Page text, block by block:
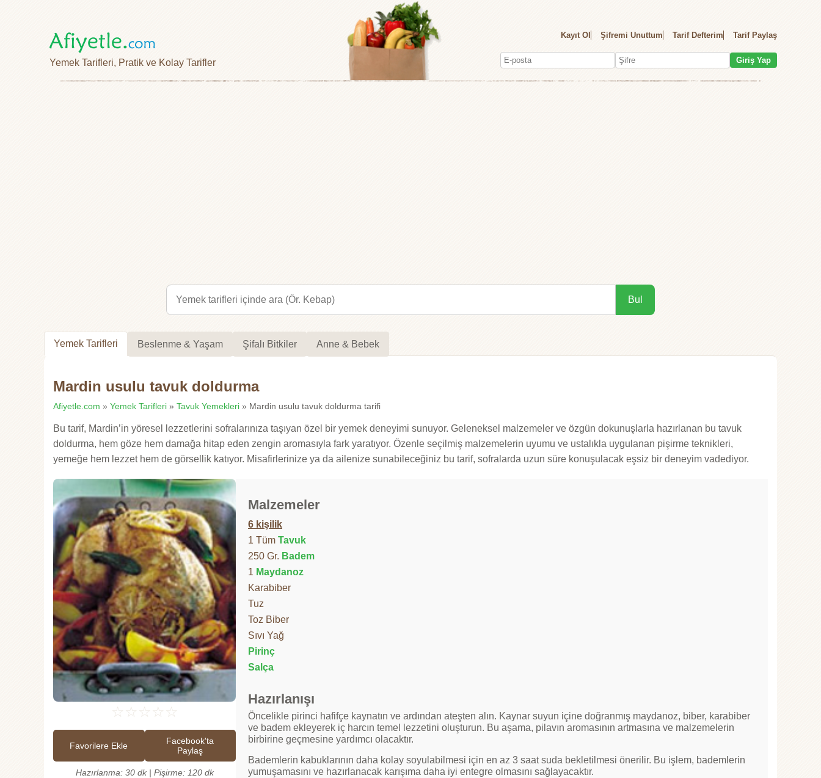
Yemek Tarifleri, Pratik ve Kolay Tarifler
Kayıt Ol Şifremi Unuttum Tarif Defterim Tarif Paylaş
Giriş Yap
Bul
Yemek Tarifleri Beslenme & Yaşam Şifalı Bitkiler Anne & Bebek
Mardin usulu tavuk doldurma
Afiyetle.com » Yemek Tarifleri » Tavuk Yemekleri » Mardin usulu tavuk doldurma tarifi
Bu tarif, Mardin’in yöresel lezzetlerini sofralarınıza taşıyan özel bir yemek deneyimi sunuyor. Geleneksel malzemeler ve özgün dokunuşlarla hazırlanan bu tavuk
doldurma, hem göze hem damağa hitap eden zengin aromasıyla fark yaratıyor. Özenle seçilmiş malzemelerin uyumu ve ustalıkla uygulanan pişirme teknikleri,
yemeğe hem lezzet hem de görsellik katıyor. Misafirlerinize ya da ailenize sunabileceğiniz bu tarif, sofralarda uzun süre konuşulacak eşsiz bir deneyim vadediyor.
☆ ☆ ☆ ☆ ☆
Favorilere Ekle
Facebook'ta
Paylaş
Hazırlanma: 30 dk | Pişirme: 120 dk
Malzemeler
6 kişilik
1 Tüm Tavuk
250 Gr. Badem
1 Maydanoz
Karabiber
Tuz
Toz Biber
Sıvı Yağ
Pirinç
Salça
Hazırlanışı
Öncelikle pirinci hafifçe kaynatın ve ardından ateşten alın. Kaynar suyun içine doğranmış maydanoz, biber, karabiber
ve badem ekleyerek iç harcın temel lezzetini oluşturun. Bu aşama, pilavın aromasının artmasına ve malzemelerin
birbirine geçmesine yardımcı olacaktır.
Bademlerin kabuklarının daha kolay soyulabilmesi için en az 3 saat suda bekletilmesi önerilir. Bu işlem, bademlerin
yumuşamasını ve hazırlanacak karışıma daha iyi entegre olmasını sağlayacaktır.